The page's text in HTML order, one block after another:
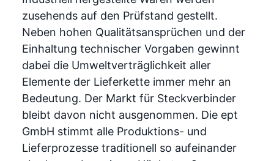
zusehends auf den Prüfstand gestellt.
Neben hohen Qualitätsansprüchen und der
Einhaltung technischer Vorgaben gewinnt
dabei die Umweltverträglichkeit aller
Elemente der Lieferkette immer mehr an
Bedeutung. Der Markt für Steckverbinder
bleibt davon nicht ausgenommen. Die ept
GmbH stimmt alle Produktions- und
Lieferprozesse traditionell so aufeinander